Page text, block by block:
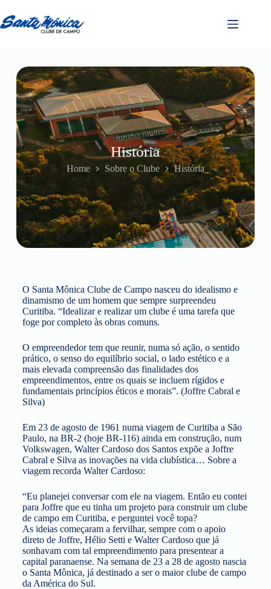
História
Home Sobre o Clube História
O Santa Mônica Clube de Campo nasceu do idealismo e
dinamismo de um homem que sempre surpreendeu
Curitiba. “Idealizar e realizar um clube é uma tarefa que
foge por completo às obras comuns.
O empreendedor tem que reunir, numa só ação, o sentido
prático, o senso do equilíbrio social, o lado estético e a
mais elevada compreensão das finalidades dos
empreendimentos, entre os quais se incluem rígidos e
fundamentais princípios éticos e morais”. (Joffre Cabral e
Silva)
Em 23 de agosto de 1961 numa viagem de Curitiba a São
Paulo, na BR-2 (hoje BR-116) ainda em construção, num
Volkswagen, Walter Cardoso dos Santos expõe a Joffre
Cabral e Silva as inovações na vida clubística… Sobre a
viagem recorda Walter Cardoso:
“Eu planejei conversar com ele na viagem. Então eu contei
para Joffre que eu tinha um projeto para construir um clube
de campo em Curitiba, e perguntei você topa?
As ideias começaram a fervilhar, sempre com o apoio
direto de Joffre, Hélio Setti e Walter Cardoso que já
sonhavam com tal empreendimento para presentear a
capital paranaense. Na semana de 23 a 28 de agosto nascia
o Santa Mônica, já destinado a ser o maior clube de campo
da América do Sul.